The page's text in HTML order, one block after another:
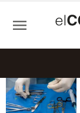
económicos
Colombia
menu